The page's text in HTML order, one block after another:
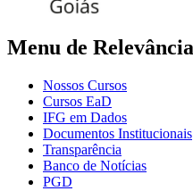
Menu de Relevância
Nossos Cursos
Cursos EaD
IFG em Dados
Documentos Institucionais
Transparência
Banco de Notícias
PGD